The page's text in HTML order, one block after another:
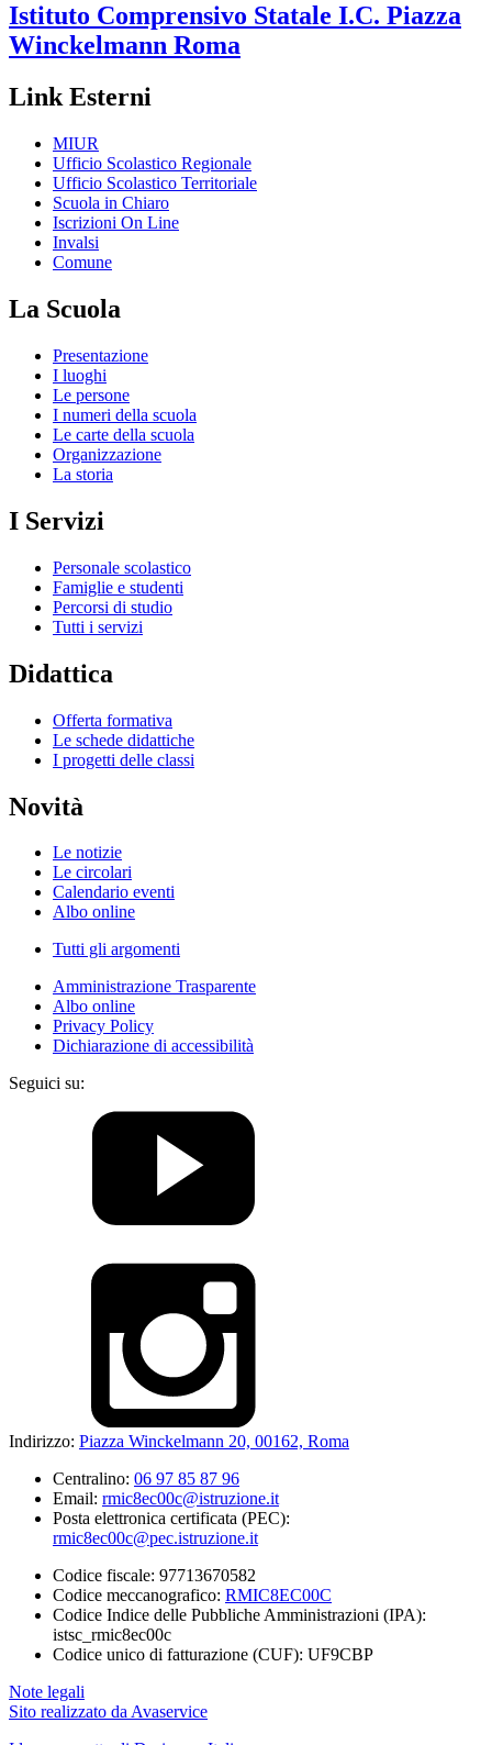
Istituto Comprensivo Statale I.C. Piazza
Winckelmann Roma
Link Esterni
MIUR
Ufficio Scolastico Regionale
Ufficio Scolastico Territoriale
Scuola in Chiaro
Iscrizioni On Line
Invalsi
Comune
La Scuola
Presentazione
I luoghi
Le persone
I numeri della scuola
Le carte della scuola
Organizzazione
La storia
I Servizi
Personale scolastico
Famiglie e studenti
Percorsi di studio
Tutti i servizi
Didattica
Offerta formativa
Le schede didattiche
I progetti delle classi
Novità
Le notizie
Le circolari
Calendario eventi
Albo online
Tutti gli argomenti
Amministrazione Trasparente
Albo online
Privacy Policy
Dichiarazione di accessibilità
Seguici su:
Indirizzo: Piazza Winckelmann 20, 00162, Roma
Centralino: 06 97 85 87 96
Email: rmic8ec00c@istruzione.it
Posta elettronica certificata (PEC):
rmic8ec00c@pec.istruzione.it
Codice fiscale: 97713670582
Codice meccanografico: RMIC8EC00C
Codice Indice delle Pubbliche Amministrazioni (IPA):
istsc_rmic8ec00c
Codice unico di fatturazione (CUF): UF9CBP
Note legali
Sito realizzato da Avaservice